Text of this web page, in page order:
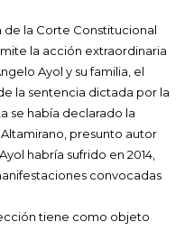
de la Corte Constitucional
la acción extraordinaria
Ayol y su familia, el
la sentencia dictada por la
se había declarado la
presunto autor
habría sufrido en 2014,
convocadas
tiene como objeto